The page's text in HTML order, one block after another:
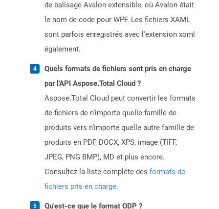
de balisage Avalon extensible, où Avalon était
le nom de code pour WPF. Les fichiers XAML
sont parfois enregistrés avec l'extension xoml
également.
Quels formats de fichiers sont pris en charge
par l'API Aspose.Total Cloud ?
Aspose.Total Cloud peut convertir les formats
de fichiers de n’importe quelle famille de
produits vers n’importe quelle autre famille de
produits en PDF, DOCX, XPS, image (TIFF,
JPEG, PNG BMP), MD et plus encore.
Consultez la liste complète des formats de
fichiers pris en charge.
Qu'est-ce que le format ODP ?